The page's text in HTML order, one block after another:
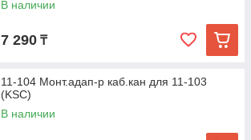
В наличии
7 290 ₸
11-104 Монт.адап-р каб.кан для 11-103
(KSC)
В наличии